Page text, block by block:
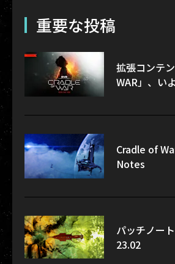
重要な投稿
拡張コンテ
WAR」、い
Cradle of
Notes
パッチノー
23.02